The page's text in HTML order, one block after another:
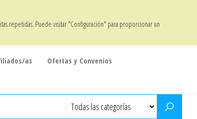
as Ofertas y Convenios
repetidas. Puede visitar "Configuración" para proporcionar un